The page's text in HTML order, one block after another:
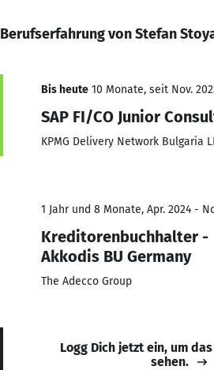
Berufserfahrung von Stefan
Bis heute 10 Monate, seit Nov.
SAP FI/CO Junior
KPMG Delivery Network Bulgaria
1 Jahr und 8 Monate, Apr. 2024 -
Kreditorenbuchhalter -
Akkodis BU Germany
The Adecco Group
Logg Dich jetzt ein, um
sehen.